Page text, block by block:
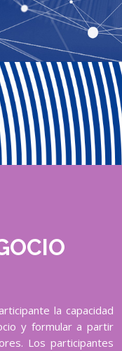
la capacidad
y formular a partir
Los participantes